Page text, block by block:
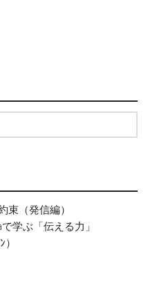
束（発信編）
学ぶ「伝える力」